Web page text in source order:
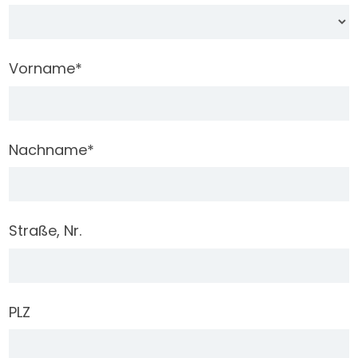
Vorname*
Nachname*
Straße, Nr.
PLZ